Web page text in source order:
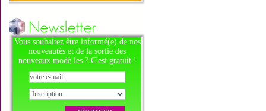
Vous souhaitez être informé(e) de nos
nouveautés et de la sortie des
nouveaux modè les ? C'est gratuit !